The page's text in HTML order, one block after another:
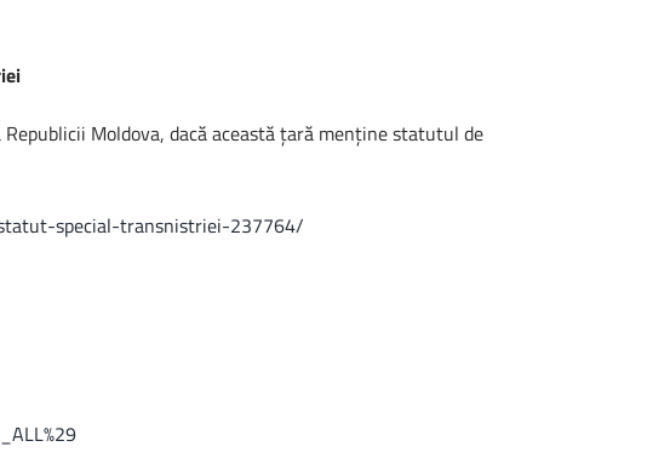
Moldova, dacă această ţară menţine statutul de
special-transnistriei-237764/